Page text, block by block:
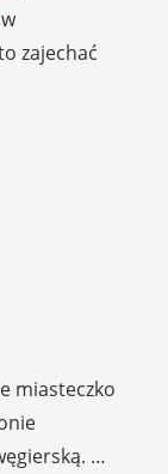
zajechać
miasteczko
…